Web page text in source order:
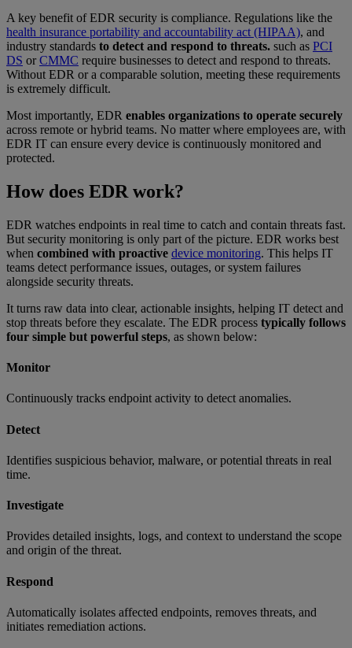
A key benefit of EDR security is compliance. Regulations like the
health insurance portability and accountability act (HIPAA), and
industry standards to detect and respond to threats. such as PCI
DS orCMMC require businesses to detect and respond to threats.
Without EDR or a comparable solution, meeting these requirements
is extremely difficult.
Most importantly, EDR enables organizations to operate securely
across remote or hybrid teams. No matter where employees are, with
EDR IT can ensure every device is continuously monitored and
protected.
How does EDR work?
EDR watches endpoints in real time to catch and contain threats fast.
But security monitoring is only part of the picture. EDR works best
when combined with proactive device monitoring. This helps IT
teams detect performance issues, outages, or system failures
alongside security threats.
It turns raw data into clear, actionable insights, helping IT detect and
stop threats before they escalate. The EDR process typically follows
four simple but powerful steps, as shown below:
Monitor
Continuously tracks endpoint activity to detect anomalies.
Detect
Identifies suspicious behavior, malware, or potential threats in real
time.
Investigate
Provides detailed insights, logs, and context to understand the scope
and origin of the threat.
Respond
Automatically isolates affected endpoints, removes threats, and
initiates remediation actions.